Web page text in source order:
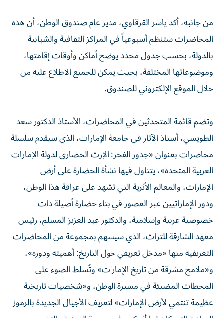
من جانبه، أكد ياسر القرقاوي، مدير عام صندوق الوطن، أن هذه
المحاضرات ستنظم أسبوعياً في المراكز الثقافية والشبابية
بالدولة، بحسب جدول محدد يوضح أماكن وأوقات إقامتها،
وموضوعاتها المختلفة، بحيث يمكن للجميع الاطلاع عليه من
خلال الموقع الإلكتروني للصندوق.
وتضم قائمة المتحدثين في المحاضرات، الأستاذ الدكتور سعد
الطويسي، أستاذ الآثار في جامعة الإمارات، الذي سيقدم سلسلة
محاضرات بعنوان «جذور الفخر: الإرث الحضاري لدولة الإمارات
العربية المتحدة»، يتناول فيها نشأة الحضارة على أرض
الإمارات، والمعالم الأثرية التي تشهد على عراقة هذا الوطن،
ودور الإماراتيين عبر العصور في بناء حضارة أصيلة ذات
خصوصية عربية وإسلامية، والدكتور عبد العزيز المسلم، رئيس
معهد الشارقة للتراث، الذي سيسهم بمجموعة من المحاضرات
التعريفية منها «مدخل تعريفي حول التاريخ: أهميته ودوره»،
و«ملامح مشرقة من تاريخ الإمارات» وتُسلط الضوء على
المحطات المضيئة في مسيرة الوطن، و«شخصيات تاريخية
عظيمة تنتمي لأرض الإمارات» لتعريف الأجيال الجديدة بالرموز